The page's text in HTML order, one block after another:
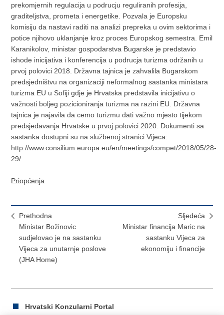
prekomjernih regulacija u podrucju reguliranih profesija,
graditeljstva, prometa i energetike. Pozvala je Europsku
komisiju da nastavi raditi na analizi prepreka u ovim sektorima i
potice njihovo uklanjanje kroz proces Europskog semestra. Emil
Karanikolov, ministar gospodarstva Bugarske je predstavio
ishode inicijativa i konferencija u podrucja turizma održanih u
prvoj polovici 2018. Državna tajnica je zahvalila Bugarskom
predsjedništvu na organizaciji neformalnog sastanka ministara
turizma EU u Sofiji gdje je Hrvatska predstavila inicijativu o
važnosti boljeg pozicioniranja turizma na razini EU. Državna
tajnica je najavila da cemo turizmu dati važno mjesto tijekom
predsjedavanja Hrvatske u prvoj polovici 2020. Dokumenti sa
sastanka dostupni su na službenoj stranici Vijeca:
http://www.consilium.europa.eu/en/meetings/compet/2018/05/28-
29/
Priopćenja
Prethodna
Ministar Božinovic
sudjelovao je na sastanku
Vijeca za unutarnje poslove
(JHA Home)
Sljedeća
Ministar financija Maric na
sastanku Vijeca za
ekonomiju i financije
Hrvatski Konzularni Portal